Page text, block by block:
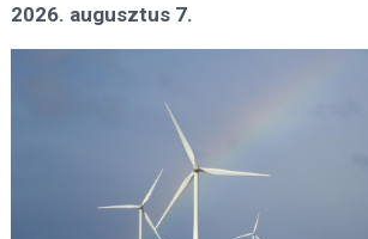
2026. augusztus 7.